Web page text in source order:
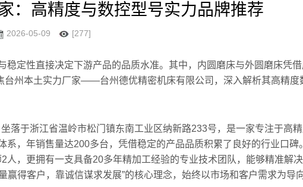
：高精度与数控型号实力品牌推荐
2026-05-09 [277]
定性直接决定下游产品的品质水准。其中，内圆磨床与外圆磨床凭
州本土实力厂家——台州德优精密机床有限公司，深入解析其高精度
落于浙江省温岭市松门镇东南工业区纳新路233号，是一家专注于高
，年销售量达200多台，凭借稳定的产品品质积累了良好的行业口碑。
，更拥有一支具备20多年精加工经验的专业技术团队，能够精准解
得客户，靠诚信谋求发展”的核心理念，始终以市场和客户需求为导